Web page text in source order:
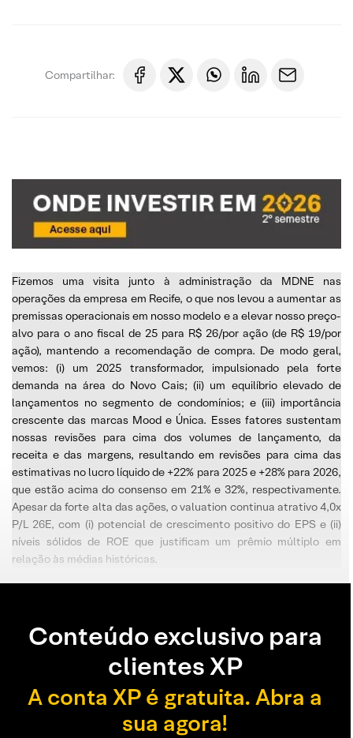
Compartilhar:
Fizemos uma visita junto à administração da MDNE nas
operações da empresa em Recife, o que nos levou a aumentar as
premissas operacionais em nosso modelo e a elevar nosso preço-
alvo para o ano fiscal de 25 para R$ 26/por ação (de R$ 19/por
ação), mantendo a recomendação de compra. De modo geral,
vemos: (i) um 2025 transformador, impulsionado pela forte
demanda na área do Novo Cais; (ii) um equilíbrio elevado de
lançamentos no segmento de condomínios; e (iii) importância
crescente das marcas Mood e Única. Esses fatores sustentam
nossas revisões para cima dos volumes de lançamento, da
receita e das margens, resultando em revisões para cima das
estimativas no lucro líquido de +22% para 2025 e +28% para 2026,
que estão acima do consenso em 21% e 32%, respectivamente.
Apesar da forte alta das ações, o valuation continua atrativo 4,0x
P/L 26E, com (i) potencial de crescimento positivo do EPS e (ii)
níveis sólidos de ROE que justificam um prêmio múltiplo em
relação às médias históricas.
Conteúdo exclusivo para
clientes XP
A conta XP é gratuita. Abra a
sua agora!